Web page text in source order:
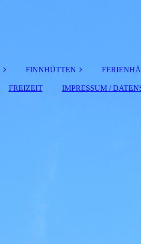
FINNHÜTTEN
FINNHÜTTEN max.
HAUS
FREIZEIT IMPRESSUM /